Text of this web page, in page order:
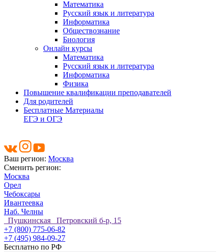
Математика
Русский язык и литература
Информатика
Обществознание
Биология
Онлайн курсы
Математика
Русский язык и литература
Информатика
Физика
Повышение квалификации преподавателей
Для родителей
Бесплатные Материалы
ЕГЭ и ОГЭ
Ваш регион: Москва
Сменить регион:
Москва
Орел
Чебоксары
Ивантеевка
Наб. Челны
Пушкинская Петровский б-р, 15
+7 (800) 775-06-82
+7 (495) 984-09-27
Бесплатно по РФ